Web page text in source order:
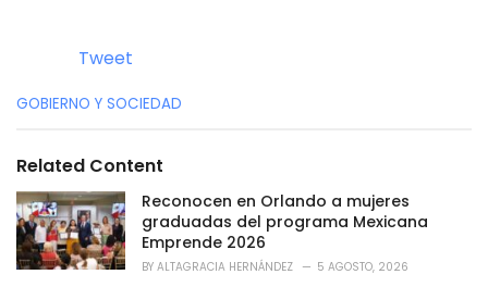
Tweet
C
e
o
r
i
e
GOBIERNO Y SOCIEDAD
Related Content
Reconocen en Orlando a mujeres
graduadas del programa Mexicana
Emprende 2026
BY ALTAGRACIA HERNÁNDEZ 5 AGOSTO, 2026